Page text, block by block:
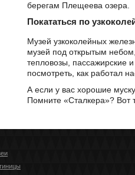
берегам Плещеева озера.
Покататься по
Музей узкоколейных
музей под открытым
тепловозы, пассажирские
посмотреть, как работал
А если у вас хорошие
Помните «Сталкера»? Вот